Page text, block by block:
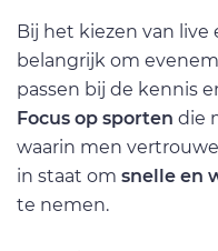
Bij het kiezen van
belangrijk om
passen bij de kennis
Focus op sporten die
waarin men
in staat om snelle en
te nemen.